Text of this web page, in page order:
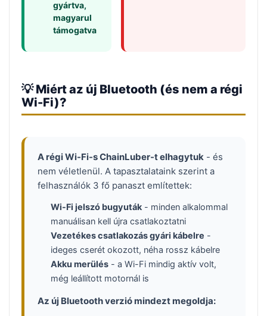
gyártva,
magyarul
támogatva
💡 Miért az új Bluetooth (és nem a régi
Wi-Fi)?
A régi Wi-Fi-s ChainLuber-t elhagytuk - és
nem véletlenül. A tapasztalataink szerint a
felhasználók 3 fő panaszt említettek:
Wi-Fi jelszó bugyuták - minden alkalommal
manuálisan kell újra csatlakoztatni
Vezetékes csatlakozás gyári kábelre -
ideges cserét okozott, néha rossz kábelre
Akku merülés - a Wi-Fi mindig aktív volt,
még leállított motornál is
Az új Bluetooth verzió mindezt megoldja: